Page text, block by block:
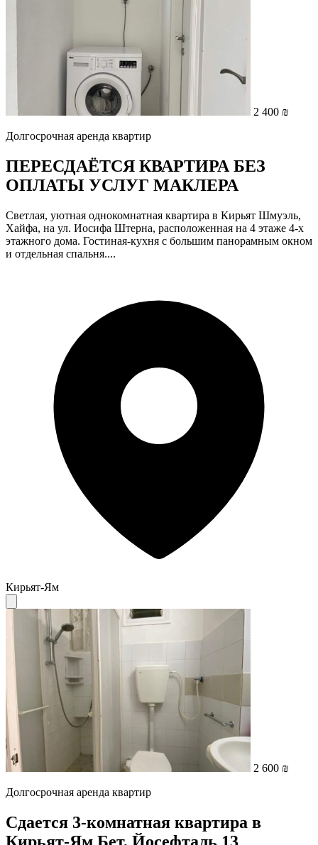
2 400 ₪
Долгосрочная аренда квартир
ПЕРЕСДАЁТСЯ КВАРТИРА БЕЗ
ОПЛАТЫ УСЛУГ МАКЛЕРА
Светлая, уютная однокомнатная квартира в Кирьят Шмуэль,
Хайфа, на ул. Иосифа Штерна, расположенная на 4 этаже 4-х
этажного дома. Гостиная-кухня с большим панорамным окном
и отдельная спальня....
Кирьят-Ям
2 600 ₪
Долгосрочная аренда квартир
Сдается 3-комнатная квартира в